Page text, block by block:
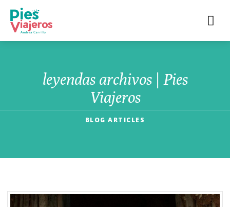
leyendas archivos | Pies
Viajeros
BLOG ARTICLES